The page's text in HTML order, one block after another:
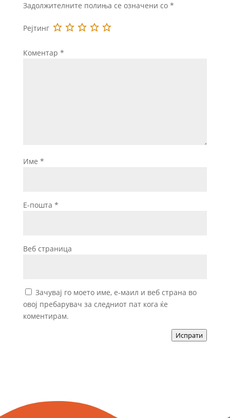
Задолжителните полиња се означени со *
Рејтинг
Коментар *
Име *
Е-пошта *
Веб страница
Зачувај го моето име, е-маил и веб страна во
овој пребарувач за следниот пат кога ќе
коментирам.
Испрати